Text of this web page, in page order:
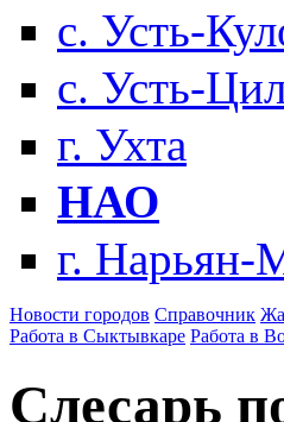
с. Усть-
с. Усть-
г. Ухта
НАО
г. Нарьян-
Новости городов Справочник
Работа в Сыктывкаре Работа в
Слесарь